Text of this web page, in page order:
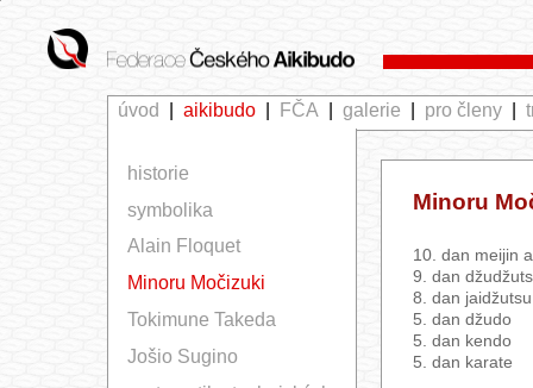
úvod aikibudo FČA galerie pro členy
historie
symbolika
Alain Floquet
Minoru Močizuki
Tokimune Takeda
Jošio Sugino
Minoru
10. dan meijin
9. dan
8. dan jaidžutsu
5. dan džudo
5. dan kendo
5. dan karate